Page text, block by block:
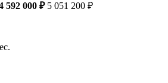
592 000 ₽ 5 051 200 ₽